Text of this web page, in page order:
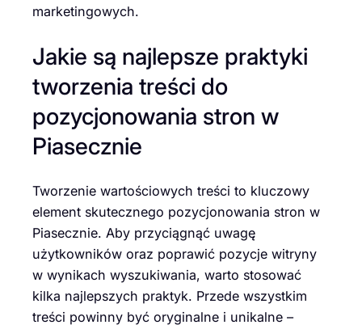
marketingowych.
Jakie są najlepsze praktyki
tworzenia treści do
pozycjonowania stron w
Piasecznie
Tworzenie wartościowych treści to kluczowy
element skutecznego pozycjonowania stron w
Piasecznie. Aby przyciągnąć uwagę
użytkowników oraz poprawić pozycje witryny
w wynikach wyszukiwania, warto stosować
kilka najlepszych praktyk. Przede wszystkim
treści powinny być oryginalne i unikalne –